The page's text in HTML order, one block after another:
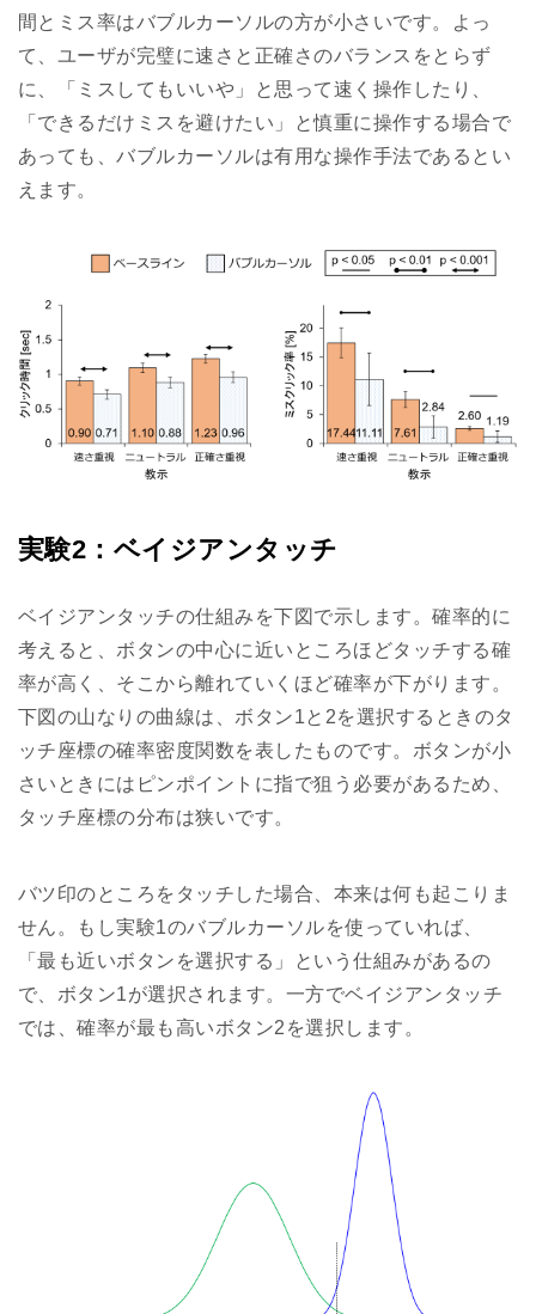
間とミス率はバブルカーソルの方が小さいです。よっ
て、ユーザが完璧に速さと正確さのバランスをとらず
に、「ミスしてもいいや」と思って速く操作したり、
「できるだけミスを避けたい」と慎重に操作する場合で
あっても、バブルカーソルは有用な操作手法であるとい
えます。
実験2：ベイジアンタッチ
ベイジアンタッチの仕組みを下図で示します。確率的に
考えると、ボタンの中心に近いところほどタッチする確
率が高く、そこから離れていくほど確率が下がります。
下図の山なりの曲線は、ボタン1と2を選択するときのタ
ッチ座標の確率密度関数を表したものです。ボタンが小
さいときにはピンポイントに指で狙う必要があるため、
タッチ座標の分布は狭いです。
バツ印のところをタッチした場合、本来は何も起こりま
せん。もし実験1のバブルカーソルを使っていれば、
「最も近いボタンを選択する」という仕組みがあるの
で、ボタン1が選択されます。一方でベイジアンタッチ
では、確率が最も高いボタン2を選択します。